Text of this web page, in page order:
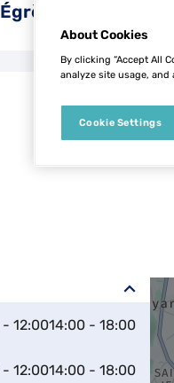
12:0014:00 - 18:00
12:0014:00 - 18:00
About Cookies
By clicking “Accept All
analyze site usage,
Cookie Settings